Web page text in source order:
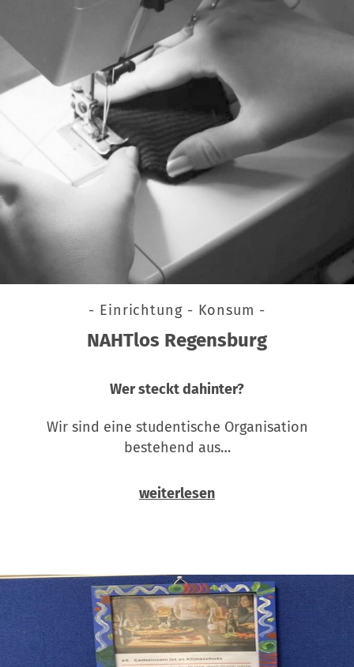
- Einrichtung - Konsum -
NAHTlos Regensburg
Wer steckt dahinter?
Wir sind eine studentische Organisation
bestehend aus…
weiterlesen